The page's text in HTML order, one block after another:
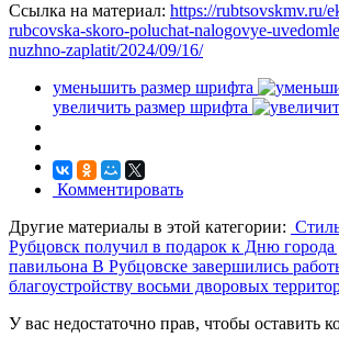
Ссылка на материал: https://rubtsovskmv.ru/
rubcovska-skoro-poluchat-nalogovye-
nuzhno-zaplatit/2024/09/16/
уменьшить размер шрифта
увеличить размер шрифта
Комментировать
Другие материалы в этой категории:
Рубцовск получил в подарок к Дню города
павильона В Рубцовске завершились
благоустройству восьми дворовых
У вас недостаточно прав, чтобы оставить